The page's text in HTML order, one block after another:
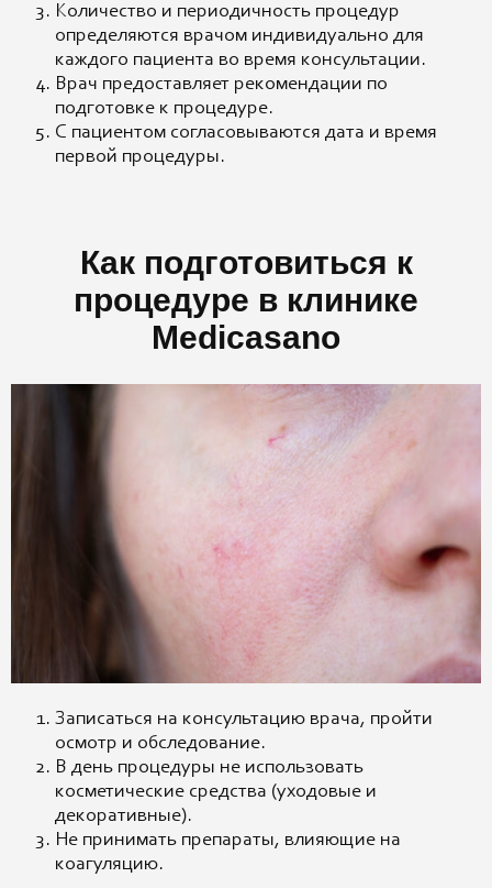
Количество и периодичность процедур
определяются врачом индивидуально для
каждого пациента во время консультации.
Врач предоставляет рекомендации по
подготовке к процедуре.
С пациентом согласовываются дата и время
первой процедуры.
Как подготовиться к
процедуре в клинике
Medicasano
Записаться на консультацию врача, пройти
осмотр и обследование.
В день процедуры не использовать
косметические средства (уходовые и
декоративные).
Не принимать препараты, влияющие на
коагуляцию.